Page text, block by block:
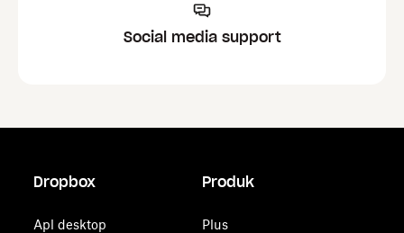
Social media support
Dropbox
Apl desktop
Produk
Plus